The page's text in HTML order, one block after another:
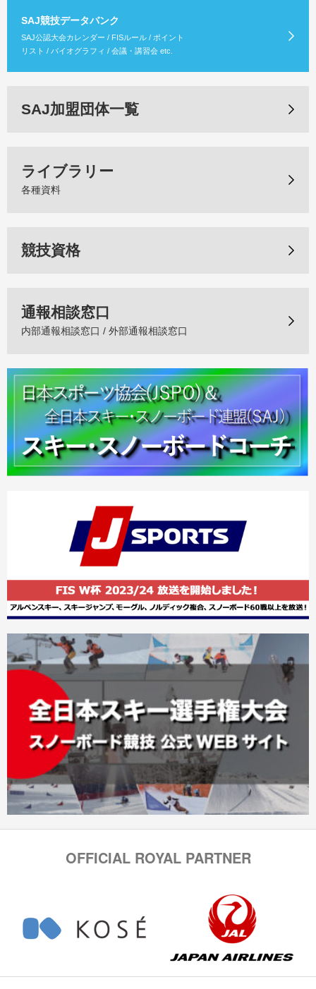
SAJ競技データバンク
SAJ公認大会カレンダー / FISルール / ポイント
リスト / バイオグラフィ / 会議・講習会 etc.
SAJ加盟団体一覧
ライブラリー
各種資料
競技資格
通報相談窓口
内部通報相談窓口 / 外部通報相談窓口
OFFICIAL ROYAL PARTNER